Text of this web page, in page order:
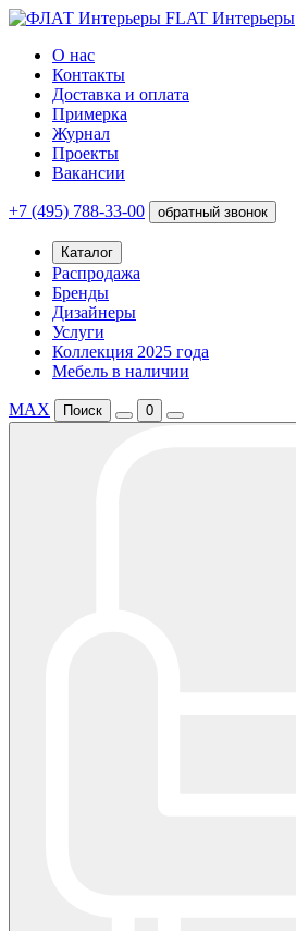
FLAT Интерьеры
О нас
Контакты
Доставка и оплата
Примерка
Журнал
Проекты
Вакансии
+7 (495) 788-33-00 обратный звонок
Каталог
Распродажа
Бренды
Дизайнеры
Услуги
Коллекция 2025 года
Мебель в наличии
MAX Поиск 0